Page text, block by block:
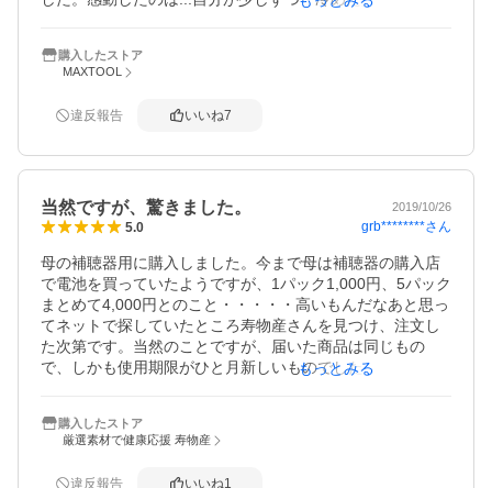
購入したストア
MAXTOOL
違反報告 いいね7
当然ですが、驚きました。 2019/10/26
5.0 grb********さん
母の補聴器用に購入しました。今まで母は補聴器の購入店
で電池を買っていたようですが、1パック1,000円、5パック
まとめて4,000円とのこと・・・・・高いもんだなあと思っ
てネットで探していたところ寿物産さんを見つけ、注文し
た次第です。当然のことですが、届いた商品は同じもの
で、しかも使用期限がひと月新しいものでした。母の使用
もっとみる
購入したストア
厳選素材で健康応援 寿物産
違反報告 いいね1